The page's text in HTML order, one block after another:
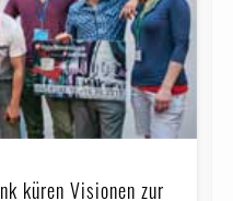
küren Visionen zur